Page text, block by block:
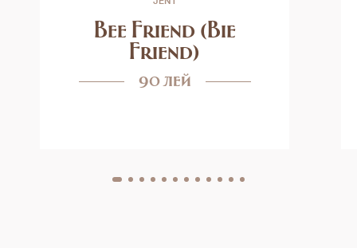
Bee Friend (Bie
Friend)
90 лей